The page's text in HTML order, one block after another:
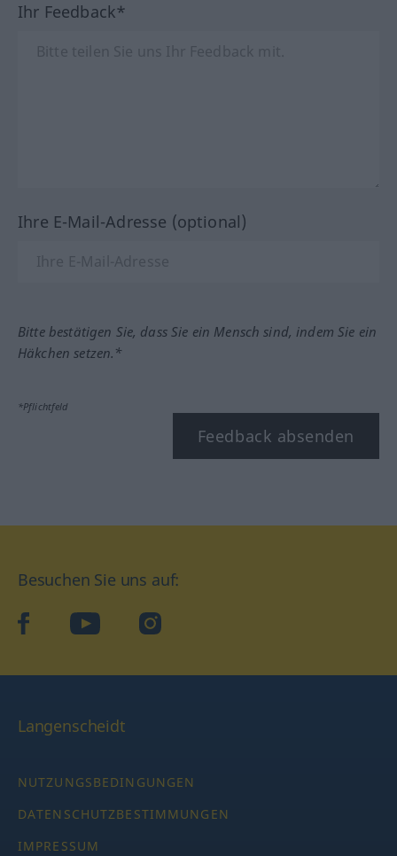
Ihr Feedback*
Ihre E-Mail-Adresse (optional)
Bitte bestätigen Sie, dass Sie ein Mensch sind, indem Sie ein
Häkchen setzen.*
*Pflichtfeld
Feedback absenden
Besuchen Sie uns auf:
facebookYouTube Instagram
Langenscheidt
NUTZUNGSBEDINGUNGEN
DATENSCHUTZBESTIMMUNGEN
IMPRESSUM